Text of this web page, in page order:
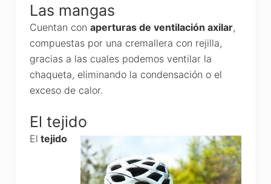
Las mangas
Cuentan con aperturas de ventilación axilar,
compuestas por una cremallera con rejilla,
gracias a las cuales podemos ventilar la
chaqueta, eliminando la condensación o el
exceso de calor.
El tejido
El tejido